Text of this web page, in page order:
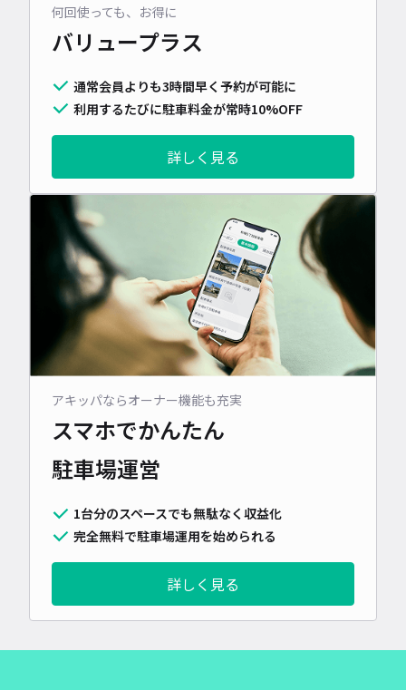
何回使っても、お得に
バリュープラス
通常会員よりも3時間早く予約が可能に
利用するたびに駐車料金が常時10%OFF
詳しく見る
アキッパならオーナー機能も充実
スマホでかんたん
駐車場運営
1台分のスペースでも無駄なく収益化
完全無料で駐車場運用を始められる
詳しく見る